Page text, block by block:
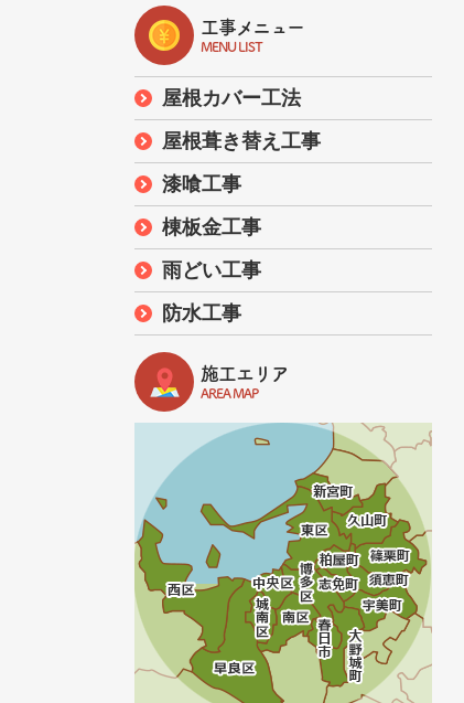
工事メニュー
MENU LIST
屋根カバー工法
屋根葺き替え工事
漆喰工事
棟板金工事
雨どい工事
防水工事
施工エリア
AREA MAP